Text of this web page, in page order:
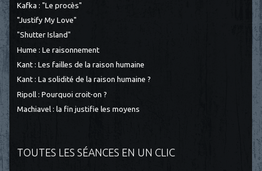
Kafka : "Le procès"
"Justify My Love"
"Shutter Island"
Hume : Le raisonnement
Kant : Les failles de la raison humaine
Kant : La solidité de la raison humaine ?
Ripoll : Pourquoi croit-on ?
Machiavel : la fin justifie les moyens
TOUTES LES SÉANCES EN UN CLIC